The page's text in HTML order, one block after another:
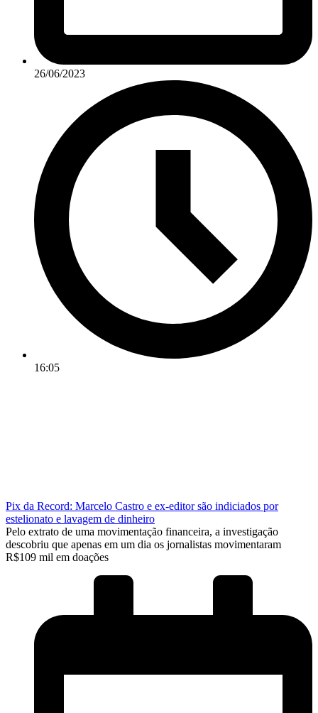
26/06/2023
16:05
Pix da Record: Marcelo Castro e ex-editor são indiciados por
estelionato e lavagem de dinheiro
Pelo extrato de uma movimentação financeira, a investigação
descobriu que apenas em um dia os jornalistas movimentaram
R$109 mil em doações